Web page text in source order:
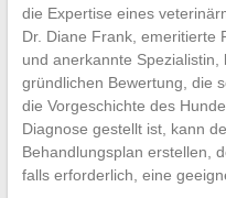
die Expertise eines
Dr. Diane Frank, emeritierte
und anerkannte
gründlichen Bewertung, die
die Vorgeschichte des
Diagnose gestellt ist, kann
Behandlungsplan erstellen,
falls erforderlich, eine